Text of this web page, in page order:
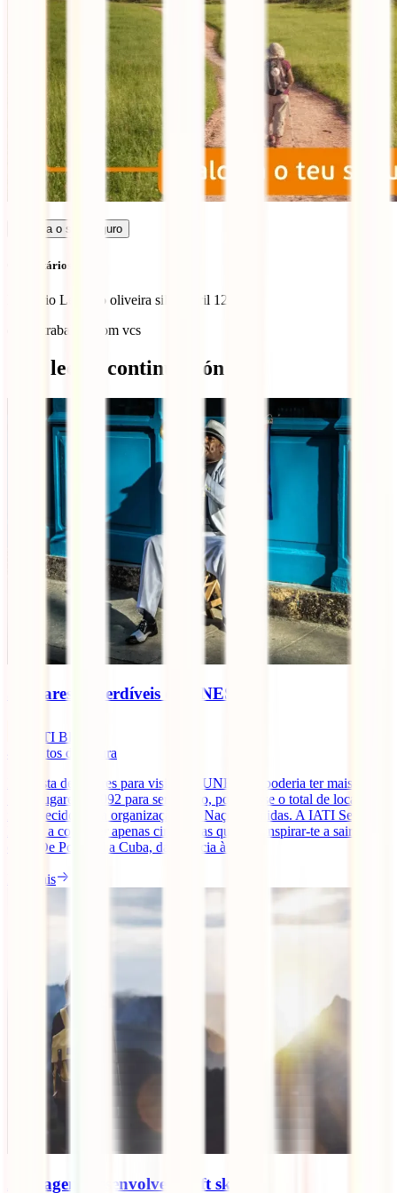
Calcula o seu seguro
Comentários (1)
Romário Leandro oliveira silva
April 12, 2023
quero trabalhar com vcs
Qué leer a continuación
5 lugares imperdíveis da UNESCO
IATI Blog
minutos de leitura
Esta lista de lugares para visitar da UNESCO poderia ter mais de
1000 lugares – 1092 para ser exacto, pois é esse o total de locais
reconhecidos pela organização das Nações Unidas. A IATI Seguros
leva-te a conhecer apenas cinco, mas que vão inspirar-te a sair de
casa. De Portugal a Cuba, da Croácia à [...]
Ler mais
As viagens desenvolvem soft skills?